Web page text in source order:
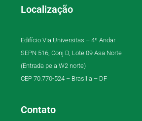
Localização
Edifício Via Universitas – 4º Andar
SEPN 516, Conj D, Lote 09 Asa Norte
(Entrada pela W2 norte)
CEP 70.770-524 – Brasília – DF
Contato